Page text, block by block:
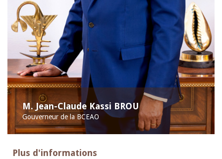
M. Jean-Claude Kassi BROU
Gouverneur de la BCEAO
Plus d'informations